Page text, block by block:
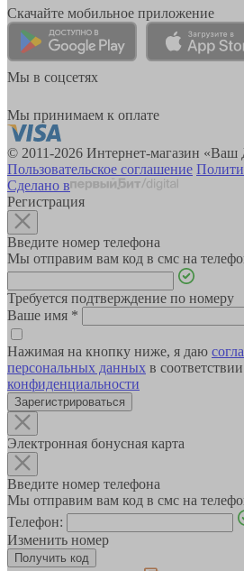
Скачайте мобильное приложение
Мы в соцсетях
Мы принимаем к оплате
© 2011-2026 Интернет-магазин «Ваш
Пользовательское соглашение
Сделано в
Регистрация
Введите номер телефона
Мы отправим вам код в смс на
Требуется подтверждение по номеру
Ваше имя *
Нажимая на кнопку ниже, я даю
персональных данных в
конфиденциальности
Зарегистрироваться
Электронная бонусная карта
Введите номер телефона
Мы отправим вам код в смс на
Телефон:
Изменить номер